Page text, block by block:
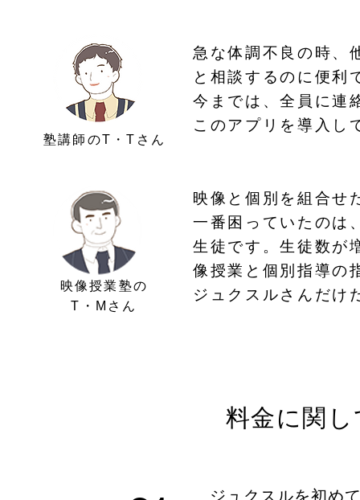
塾講師のT・Tさん
急な体調不良の時、
と相談するのに便利
今までは、全員に連
このアプリを導入し
映像授業塾の
T・M さん
映像と個別を組合せ
一番困っていたのは
生徒です。生徒数が
像授業と個別指導の
ジュクスルさんだけ
料金に関
ジュクスルを初め